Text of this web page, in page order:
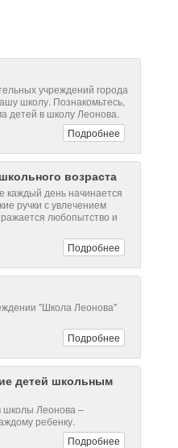
учреждений города
школу. Познакомьтесь,
детей в школу Леонова.
Подробнее
возраста
день начинается
ручки с увлечением
любопытство и
Подробнее
"Школа Леонова"
Подробнее
детей школьным
школы Леонова –
ребенку.
Подробнее